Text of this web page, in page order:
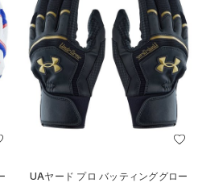
UAヤード プロ バッティンググロー